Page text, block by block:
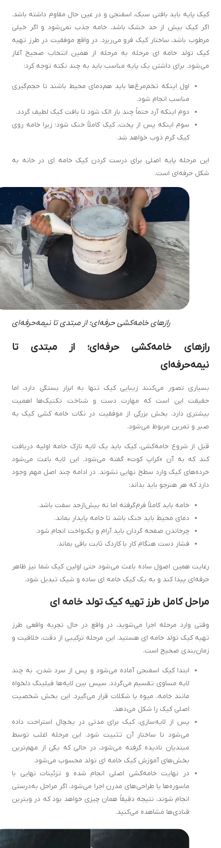
کیک پایه باید بافتی سبک، اسفنجی و در عین حال مقاوم داشته باشد.
اگر کیک بیش از حد خشک باشد، خامه جذب نمی‌شود و اگر خیلی
مرطوب باشد، ساختار کیک فرو می‌ریزد. در واقع موفقیت در طرز تهیه
کیک تولد خامه ای مرحله به مرحله از همین انتخاب صحیح آغاز
می‌شود. برای داشتن یک پایه مناسب باید به چند نکته توجه کرد:
اول اینکه تخم‌مرغ‌ها باید هم‌دمای محیط باشند تا حجم‌گیری
مناسب انجام شود.
دوم اینکه آرد حتماً چند بار الک شود تا بافت کیک لطیف گردد.
سوم اینکه پس از پخت، کیک کاملاً خنک شود؛ زیرا خامه روی
کیک گرم ذوب خواهد شد.
این مرحله پایه اصلی برای درست كردن کیک خامه ای در خانه به
شکل حرفه‌ای است.
رازهای خامه‌کشی حرفه‌ای؛ از مبتدی تا نیمه‌حرفه‌ای
رازهای خامه‌کشی حرفه‌ای؛ از مبتدی تا
نیمه‌حرفه‌ای
بسیاری تصور می‌کنند زیبایی کیک تنها به ابزار بستگی دارد، اما
حقیقت این است که مهارت دست و شناخت تکنیک‌ها اهمیت
بیشتری دارد. بخش بزرگی از موفقیت در نکات خامه کشی کیک به
صبر و تمرین مربوط می‌شود.
قبل از شروع خامه‌کشی، کیک باید یک لایه نازک خامه اولیه دریافت
کند که به آن «کراپ کوت» گفته می‌شود. این لایه باعث می‌شود
خرده‌های کیک وارد سطح نهایی نشوند. در ادامه چند اصل مهم وجود
دارد که هر هنرجو باید بداند:
خامه باید کاملاً فرم‌گرفته اما نه بیش‌ازحد سفت باشد.
دمای محیط باید خنک باشد تا خامه پایدار بماند.
چرخاندن صفحه گردان باید آرام و یکنواخت انجام شود.
فشار دست هنگام کار با کاردک ثابت باقی بماند.
رعایت همین اصول ساده باعث می‌شود حتی اولین کیک شما نیز ظاهر
حرفه‌ای پیدا کند و به یک کیک خامه ای ساده و شیک تبدیل شود.
مراحل کامل طرز تهیه کیک تولد خامه ای
وقتی وارد مرحله اجرا می‌شوید، در واقع در حال تجربه واقعی طرز
تهیه کیک تولد خامه ای هستید. این مرحله ترکیبی از دقت، خلاقیت و
زمان‌بندی صحیح است.
ابتدا کیک اسفنجی آماده می‌شود و پس از سرد شدن، به چند
لایه مساوی تقسیم می‌گردد. سپس بین لایه‌ها فیلینگ دلخواه
مانند خامه، میوه یا شکلات قرار می‌گیرد. این بخش شخصیت
اصلی کیک را شکل می‌دهد.
پس از لایه‌سازی، کیک برای مدتی در یخچال استراحت داده
می‌شود تا ساختار آن تثبیت شود. این مرحله اغلب توسط
مبتدیان نادیده گرفته می‌شود، در حالی که یکی از مهم‌ترین
بخش‌های آموزش کیک خامه ای تولد محسوب می‌شود.
در نهایت خامه‌کشی اصلی انجام شده و تزئینات نهایی با
ماسوره‌ها یا طراحی‌های مدرن اجرا می‌شود. اگر مراحل به‌درستی
انجام شوند، نتیجه دقیقاً همان چیزی خواهد بود که در ویترین
قنادی‌ها مشاهده می‌کنید.